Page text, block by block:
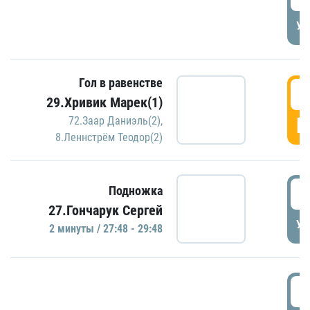
Гол в равенстве
29.Хривик Марек(1)
72.Заар Даниэль(2),
8.Леннстрём Теодор(2)
Подножка
27.Гончарук Сергей
2 минуты / 27:48 - 29:48